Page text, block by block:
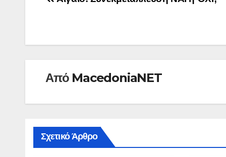
Από MacedoniaNET
Σχετικό Άρθρο